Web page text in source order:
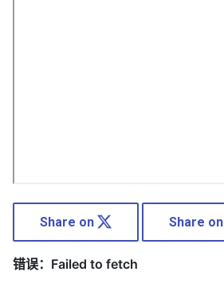
Share on Share on